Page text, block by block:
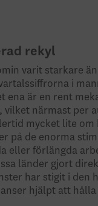
rekyl
varit starkare
i
ena är en rent
närmast per
mycket lite
på de enorma
eller förlängda
länder gjort
har stigit i den
hjälpt att